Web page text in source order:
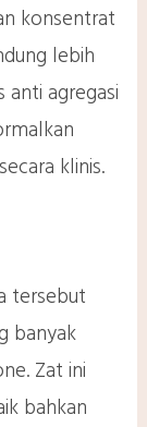
konsentrat
lebih
agregasi
klinis.
tersebut
banyak
Zat ini
bahkan